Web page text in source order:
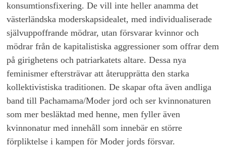
konsumtionsfixering. De vill inte heller anamma det
västerländska moderskapsidealet, med individualiserade
självuppoffrande mödrar, utan försvarar kvinnor och
mödrar från de kapitalistiska aggressioner som offrar dem
på girighetens och patriarkatets altare. Dessa nya
feminismer eftersträvar att återupprätta den starka
kollektivistiska traditionen. De skapar ofta även andliga
band till Pachamama/Moder jord och ser kvinnonaturen
som mer besläktad med henne, men fyller även
kvinnonatur med innehåll som innebär en större
förpliktelse i kampen för Moder jords försvar.